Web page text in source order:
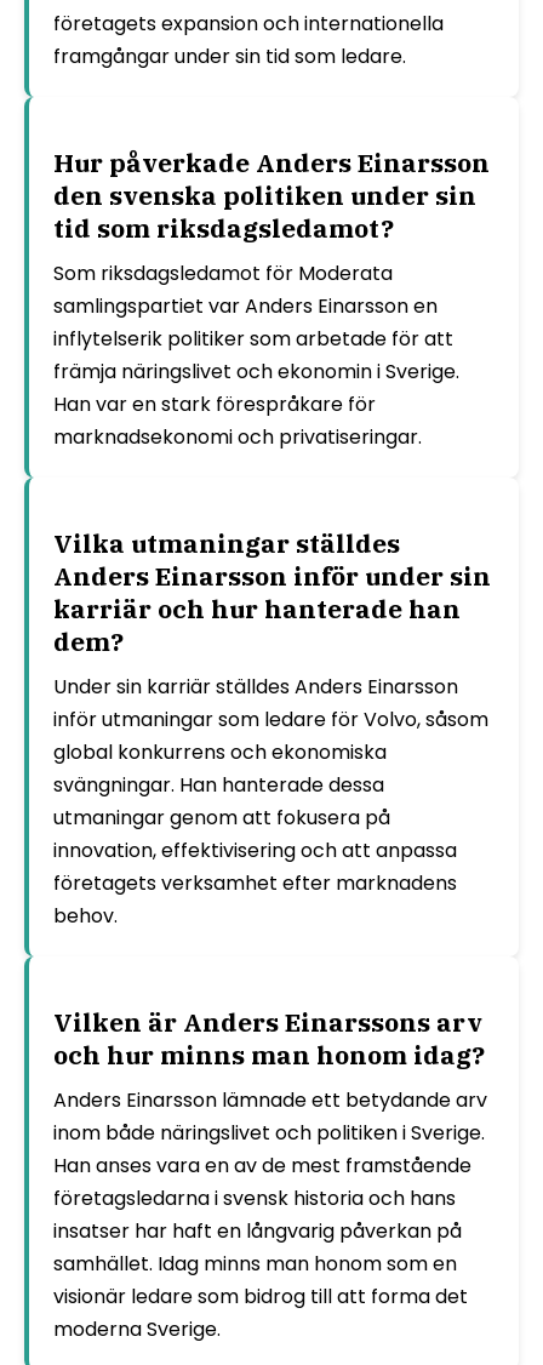
företagets expansion och internationella
framgångar under sin tid som ledare.
Hur påverkade Anders Einarsson
den svenska politiken under sin
tid som riksdagsledamot?
Som riksdagsledamot för Moderata
samlingspartiet var Anders Einarsson en
inflytelserik politiker som arbetade för att
främja näringslivet och ekonomin i Sverige.
Han var en stark förespråkare för
marknadsekonomi och privatiseringar.
Vilka utmaningar ställdes
Anders Einarsson inför under sin
karriär och hur hanterade han
dem?
Under sin karriär ställdes Anders Einarsson
inför utmaningar som ledare för Volvo, såsom
global konkurrens och ekonomiska
svängningar. Han hanterade dessa
utmaningar genom att fokusera på
innovation, effektivisering och att anpassa
företagets verksamhet efter marknadens
behov.
Vilken är Anders Einarssons arv
och hur minns man honom idag?
Anders Einarsson lämnade ett betydande arv
inom både näringslivet och politiken i Sverige.
Han anses vara en av de mest framstående
företagsledarna i svensk historia och hans
insatser har haft en långvarig påverkan på
samhället. Idag minns man honom som en
visionär ledare som bidrog till att forma det
moderna Sverige.